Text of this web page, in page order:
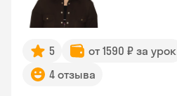
5 от 1590 ₽ за урок
4 отзыва